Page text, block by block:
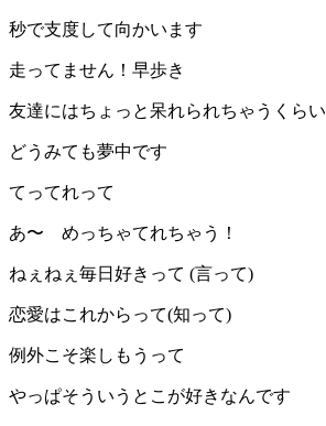
秒で支度して向かいます
走ってません！早歩き
友達にはちょっと呆れられちゃうくらい
どうみても夢中です
てってれって
あ〜 めっちゃてれちゃう！
ねぇねぇ毎日好きって (言って)
恋愛はこれからって(知って)
例外こそ楽しもうって
やっぱそういうとこが好きなんです